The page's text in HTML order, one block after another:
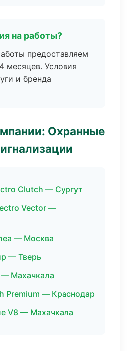
на работы?
предоставляем
месяцев. Условия
и бренда
Охранные
Clutch — Сургут
Vector —
— Москва
— Тверь
Махачкала
Premium — Краснодар
V8 — Махачкала